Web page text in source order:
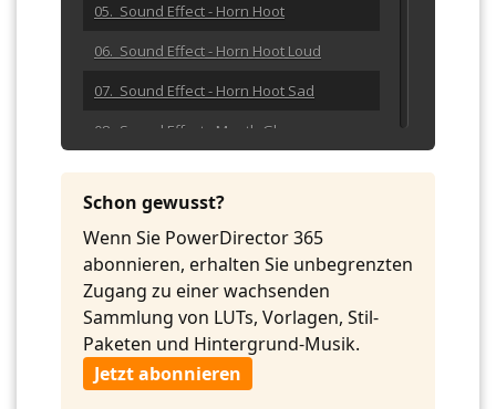
05. Sound Effect - Horn Hoot
06. Sound Effect - Horn Hoot Loud
07. Sound Effect - Horn Hoot Sad
08. Sound Effect - Mouth Glug
09. Sound Effect - Mouth Kiss Squeak
10. Sound Effect - Spin Down Synthetic
11. Sound Effect - Sunlite Horn Squeak
Hard Sequence
12. Sound Effect - Sunlite Horn Squeak
Hard Singles
13. Sound Effect - Sunlite Horn Squeak
Schon gewusst?
Wenn Sie PowerDirector 365
abonnieren, erhalten Sie unbegrenzten
Zugang zu einer wachsenden
Sammlung von LUTs, Vorlagen, Stil-
Paketen und Hintergrund-Musik.
Jetzt abonnieren